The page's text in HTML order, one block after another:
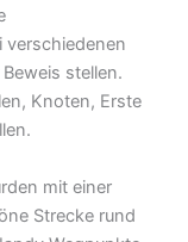
verschiedenen
stellen.
Knoten, Erste
mit einer
Strecke rund